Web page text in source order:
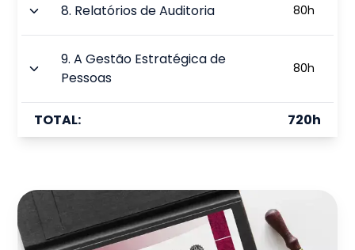
8. Relatórios de Auditoria 80h
9.A Gestão Estratégica de
Pessoas
80h
TOTAL: 720h